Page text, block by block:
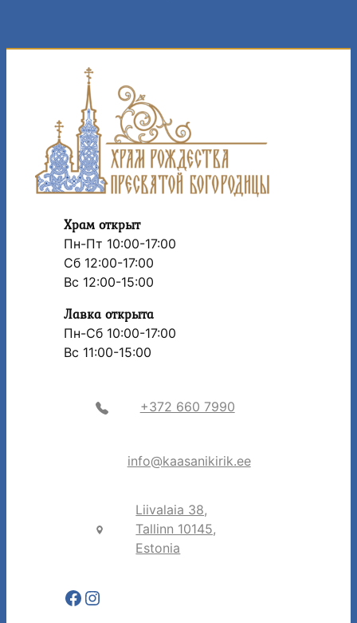
Храм открыт
Пн-Пт 10:00-17:00
Сб 12:00-17:00
Вс 12:00-15:00
Лавка открыта
Пн-Сб 10:00-17:00
Вс 11:00-15:00
+372 660 7990
info@kaasanikirik.ee
Liivalaia 38,
Tallinn 10145,
Estonia
Facebook
Instagram